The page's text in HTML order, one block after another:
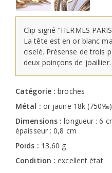
Clip signé "HERMES
La tête est en or blanc
ciselé. Présense de trois
deux poinçons de joaillier.
Catégorie :broches
Métal : or jaune 18k (750‰)
Dimensions :longueur : 6
épaisseur : 0,8 cm
Poids : 13,60 g
Condition :excellent état